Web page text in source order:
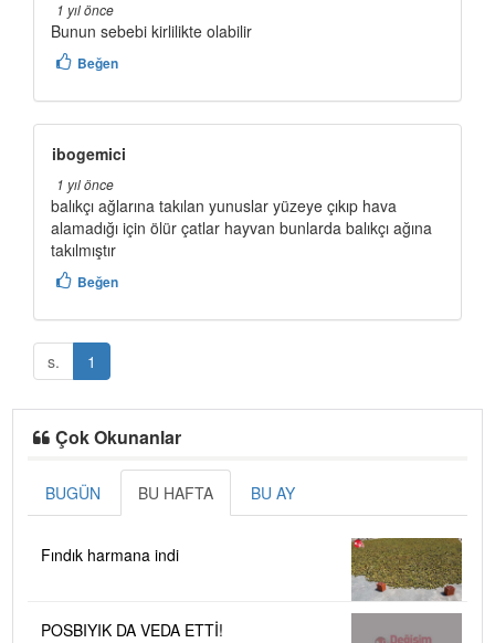
1 yıl önce
Bunun sebebi kirlilikte olabilir
Beğen
ibogemici
1 yıl önce
balıkçı ağlarına takılan yunuslar yüzeye çıkıp hava
alamadığı için ölür çatlar hayvan bunlarda balıkçı ağına
takılmıştır
Beğen
s. 1
Çok Okunanlar
BUGÜN BU HAFTA BU AY
Fındık harmana indi
POSBIYIK DA VEDA ETTİ!